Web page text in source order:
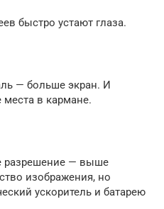
быстро устают глаза.
— больше экран. И
в кармане.
разрешение — выше
изображения, но
ускоритель и батарею